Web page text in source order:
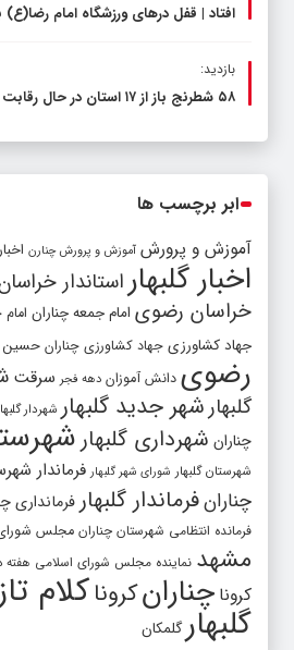
افتاد | قفل در‌های ورزشگاه امام
بازدید:
۵۸ شطرنج‌ باز از ۱۷ استان در حال رقابت در گلمکان
ابر برچسب ها
آموزش و پرورش آموزش و پرورش چنارن
اخبار گلبهار استاندار
خراسان رضوی امام جمعه چناران
جهاد کشاورزی جهاد کشاورزی چناران حسین
رضوی دانش آموزان دهه فجر سرقت
گلبهار شهر جدید گلبهار شهردار
چناران شهرداری گلبهار
شهرستان گلبهار شورای شهر گلبهار فرماندار
چنارانفرماندار گلبهار فرمانداری
فرمانده انتظامی شهرستان چناران مجلس
مشهد نماینده مجلس شورای اسلامی هفته
کرونا چنارانکروناکلام
گلبهار گلمکان